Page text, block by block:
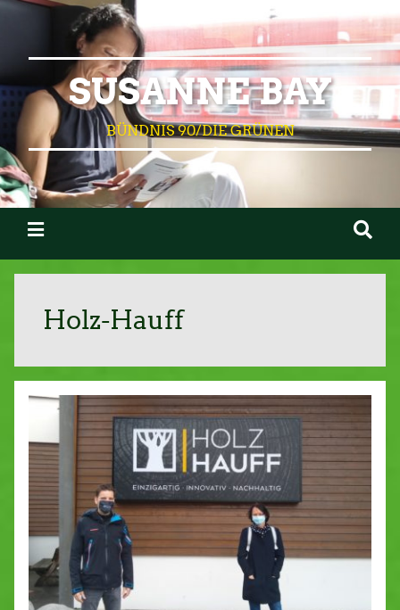
SUSANNE BAY
BÜNDNIS 90/DIE GRÜNEN
Holz-Hauff